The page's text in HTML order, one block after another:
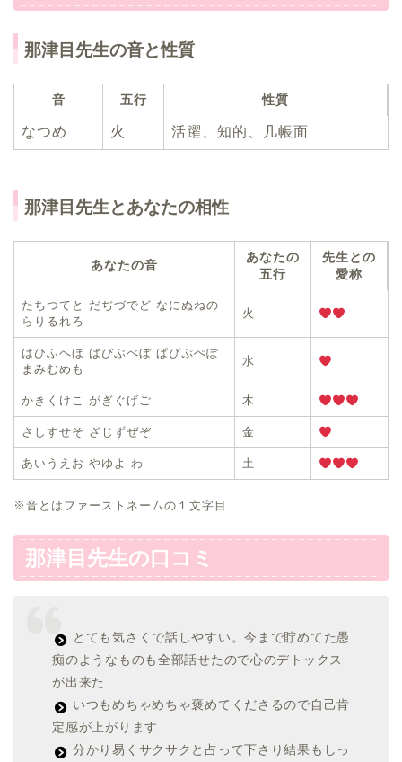
那津目先生の音と性質
音 五行 性質
なつめ 火 活躍、知的、几帳面
那津目先生とあなたの相性
あなたの音
あなたの
五行
先生との
愛称
たちつてと だぢづでど なにぬねの
らりるれろ
火
はひふへほ ばびぶべぼ ぱぴぷぺぽ
まみむめも
水
かきくけこ がぎぐげご 木
さしすせそ ざじずぜぞ 金
あいうえお やゆよ わ 土
※音とはファーストネームの１文字目
那津目先生の口コミ
とても気さくで話しやすい。今まで貯めてた愚
痴のようなものも全部話せたので心のデトックス
が出来た
いつもめちゃめちゃ褒めてくださるので自己肯
定感が上がります
分かり易くサクサクと占って下さり結果もしっ